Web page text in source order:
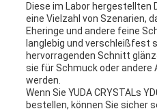
Diese im Labor hergestellten
eine Vielzahl von Szenarien,
Eheringe und andere feine
langlebig und verschleißfest
hervorragenden Schnitt
sie für Schmuck oder andere
werden.
Wenn Sie YUDA CRYSTALs
bestellen, können Sie sicher